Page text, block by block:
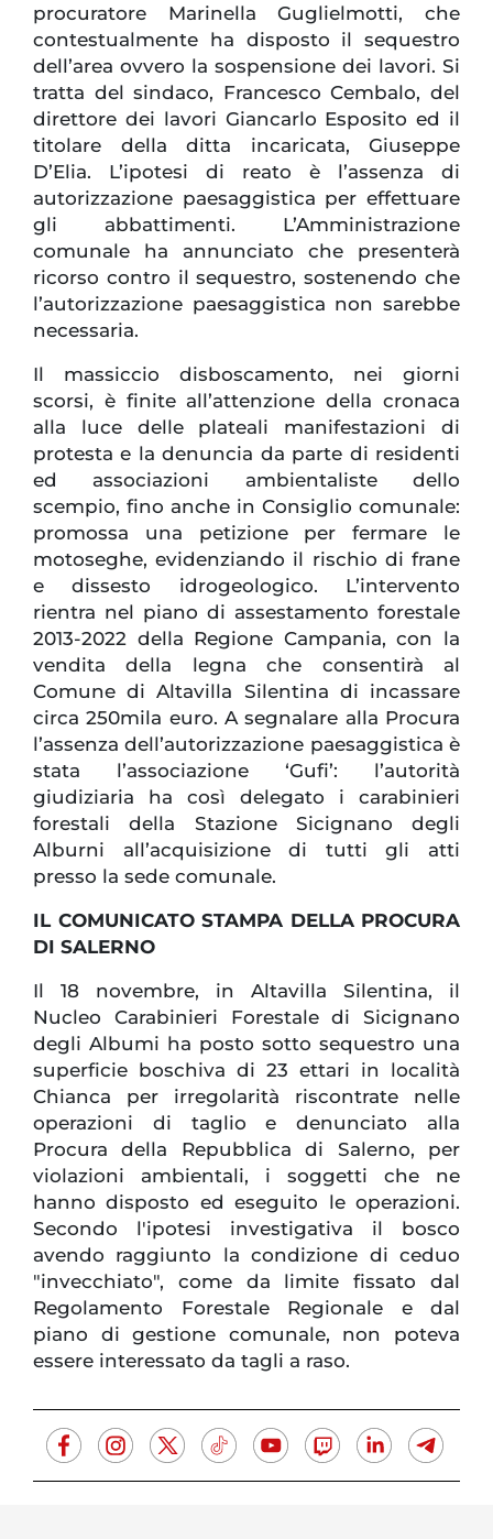
procuratore Marinella Guglielmotti, che
contestualmente ha disposto il sequestro
dell’area ovvero la sospensione dei lavori. Si
tratta del sindaco, Francesco Cembalo, del
direttore dei lavori Giancarlo Esposito ed il
titolare della ditta incaricata, Giuseppe
D’Elia. L’ipotesi di reato è l’assenza di
autorizzazione paesaggistica per effettuare
gli abbattimenti. L’Amministrazione
comunale ha annunciato che presenterà
ricorso contro il sequestro, sostenendo che
l’autorizzazione paesaggistica non sarebbe
necessaria.
Il massiccio disboscamento, nei giorni
scorsi, è finite all’attenzione della cronaca
alla luce delle plateali manifestazioni di
protesta e la denuncia da parte di residenti
ed associazioni ambientaliste dello
scempio, fino anche in Consiglio comunale:
promossa una petizione per fermare le
motoseghe, evidenziando il rischio di frane
e dissesto idrogeologico. L’intervento
rientra nel piano di assestamento forestale
2013-2022 della Regione Campania, con la
vendita della legna che consentirà al
Comune di Altavilla Silentina di incassare
circa 250mila euro. A segnalare alla Procura
l’assenza dell’autorizzazione paesaggistica è
stata l’associazione ‘Gufi’: l’autorità
giudiziaria ha così delegato i carabinieri
forestali della Stazione Sicignano degli
Alburni all’acquisizione di tutti gli atti
presso la sede comunale.
IL COMUNICATO STAMPA DELLA PROCURA
DI SALERNO
Il 18 novembre, in Altavilla Silentina, il
Nucleo Carabinieri Forestale di Sicignano
degli Albumi ha posto sotto sequestro una
superficie boschiva di 23 ettari in località
Chianca per irregolarità riscontrate nelle
operazioni di taglio e denunciato alla
Procura della Repubblica di Salerno, per
violazioni ambientali, i soggetti che ne
hanno disposto ed eseguito le operazioni.
Secondo l'ipotesi investigativa il bosco
avendo raggiunto la condizione di ceduo
"invecchiato", come da limite fissato dal
Regolamento Forestale Regionale e dal
piano di gestione comunale, non poteva
essere interessato da tagli a raso.